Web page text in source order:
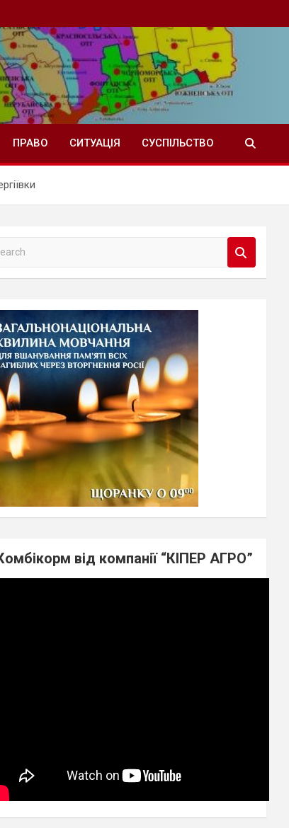
ПРАВО СИТУАЦІЯ СУСПІЛЬСТВО
від компанії “КІПЕР АГРО”